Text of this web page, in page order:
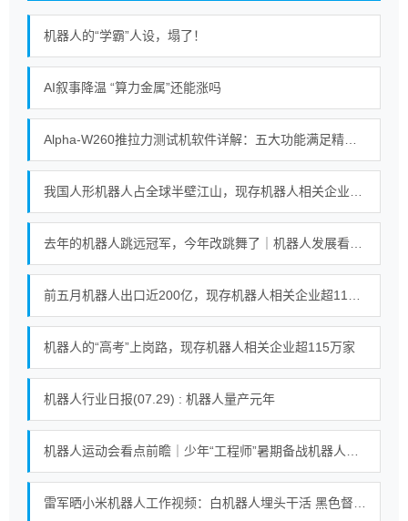
机器人的“学霸”人设，塌了！
AI叙事降温 “算力金属”还能涨吗
机器人的“高考”上岗路，现存机器人相关企业超115万家
机器人行业日报(07.29) : 机器人量产元年